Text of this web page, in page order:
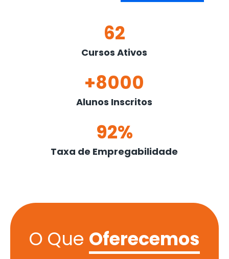
62
Cursos Ativos
+8000
Alunos Inscritos
92%
Taxa de Empregabilidade
O Que Oferecemos